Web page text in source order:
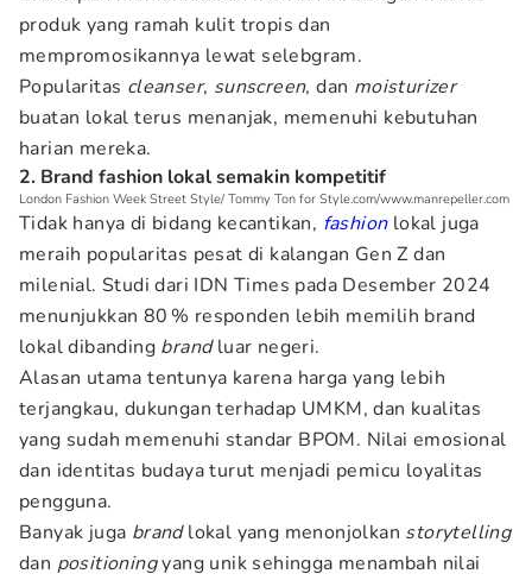
produk yang ramah kulit tropis dan
mempromosikannya lewat selebgram.
Popularitas cleanser, sunscreen, dan moisturizer
buatan lokal terus menanjak, memenuhi kebutuhan
harian mereka.
2. Brand fashion lokal semakin kompetitif
London Fashion Week Street Style/ Tommy Ton for Style.com/www.manrepeller.com
Tidak hanya di bidang kecantikan, fashion lokal juga
meraih popularitas pesat di kalangan Gen Z dan
milenial. Studi dari IDN Times pada Desember 2024
menunjukkan 80 % responden lebih memilih brand
lokal dibanding brandluar negeri.
Alasan utama tentunya karena harga yang lebih
terjangkau, dukungan terhadap UMKM, dan kualitas
yang sudah memenuhi standar BPOM. Nilai emosional
dan identitas budaya turut menjadi pemicu loyalitas
pengguna.
Banyak juga brandlokal yang menonjolkan storytelling
dan positioningyang unik sehingga menambah nilai